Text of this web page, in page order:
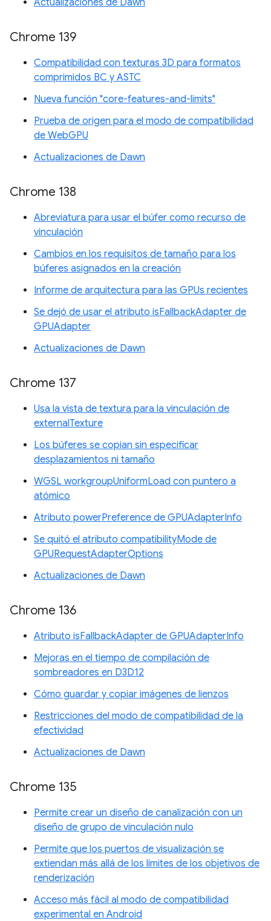
Actualizaciones de Dawn
Chrome 139
Compatibilidad con texturas 3D para formatos
comprimidos BC y ASTC
Nueva función "core-features-and-limits"
Prueba de origen para el modo de compatibilidad
de WebGPU
Actualizaciones de Dawn
Chrome 138
Abreviatura para usar el búfer como recurso de
vinculación
Cambios en los requisitos de tamaño para los
búferes asignados en la creación
Informe de arquitectura para las GPUs recientes
Se dejó de usar el atributo isFallbackAdapter de
GPUAdapter
Actualizaciones de Dawn
Chrome 137
Usa la vista de textura para la vinculación de
externalTexture
Los búferes se copian sin especificar
desplazamientos ni tamaño
WGSL workgroupUniformLoad con puntero a
atómico
Atributo powerPreference de GPUAdapterInfo
Se quitó el atributo compatibilityMode de
GPURequestAdapterOptions
Actualizaciones de Dawn
Chrome 136
Atributo isFallbackAdapter de GPUAdapterInfo
Mejoras en el tiempo de compilación de
sombreadores en D3D12
Cómo guardar y copiar imágenes de lienzos
Restricciones del modo de compatibilidad de la
efectividad
Actualizaciones de Dawn
Chrome 135
Permite crear un diseño de canalización con un
diseño de grupo de vinculación nulo
Permite que los puertos de visualización se
extiendan más allá de los límites de los objetivos de
renderización
Acceso más fácil al modo de compatibilidad
experimental en Android